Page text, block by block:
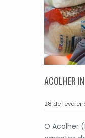
ACOLHER
28 de
O Acolher